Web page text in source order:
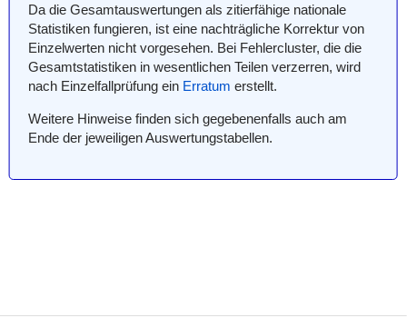
Da die Gesamtauswertungen als zitierfähige nationale
Statistiken fungieren, ist eine nachträgliche Korrektur von
Einzelwerten nicht vorgesehen. Bei Fehlercluster, die die
Gesamtstatistiken in wesentlichen Teilen verzerren, wird
nach Einzelfallprüfung ein Erratum erstellt.
Weitere Hinweise finden sich gegebenenfalls auch am
Ende der jeweiligen Auswertungstabellen.